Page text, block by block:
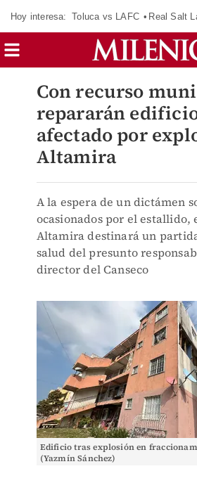
Hoy interesa: Toluca vs LAFC Real Salt
Con recurso
repararán
afectado por
Altamira
A la espera de un dictámen
ocasionados por el estallido,
Altamira destinará un
salud del presunto
director del Canseco
Edificio tras explosión en
(Yazmín Sánchez)